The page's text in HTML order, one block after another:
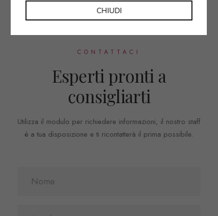
CONTATTACI
Esperti pronti a
consigliarti
Utilizza il modulo per richiedere informazioni, il nostro staff
è a tua disposizione e ti ricontatterà il prima possibile.
CHIUDI